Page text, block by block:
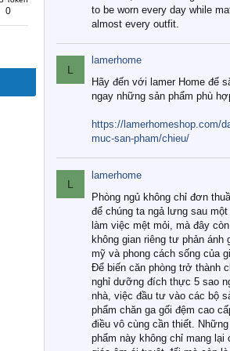
0
to be worn every day while
almost every outfit.
L
lamerhome
Hãy đến với lamer Home để
ngay những sản phẩm phù
https://lamerhomeshop.com/
muc-san-pham/chieu/
L
lamerhome
Phòng ngủ không chỉ đơn
để chúng ta ngả lưng sau một
làm việc mệt mỏi, mà đây
không gian riêng tư phản ánh
mỹ và phong cách sống của
Để biến căn phòng trở thành
nghỉ dưỡng đích thực 5 sao
nhà, việc đầu tư vào các bộ
phẩm chăn ga gối đệm cao
điều vô cùng cần thiết.
phẩm này không chỉ mang lại